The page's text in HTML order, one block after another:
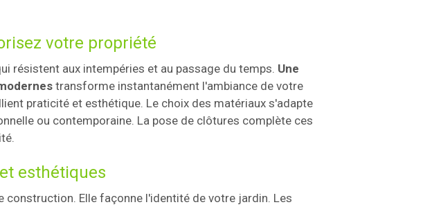
votre propriété
résistent aux intempéries et au passage du temps. Une
transforme instantanément l'ambiance de votre
praticité et esthétique. Le choix des matériaux s'adapte
ou contemporaine. La pose de clôtures complète ces
esthétiques
construction. Elle façonne l'identité de votre jardin. Les